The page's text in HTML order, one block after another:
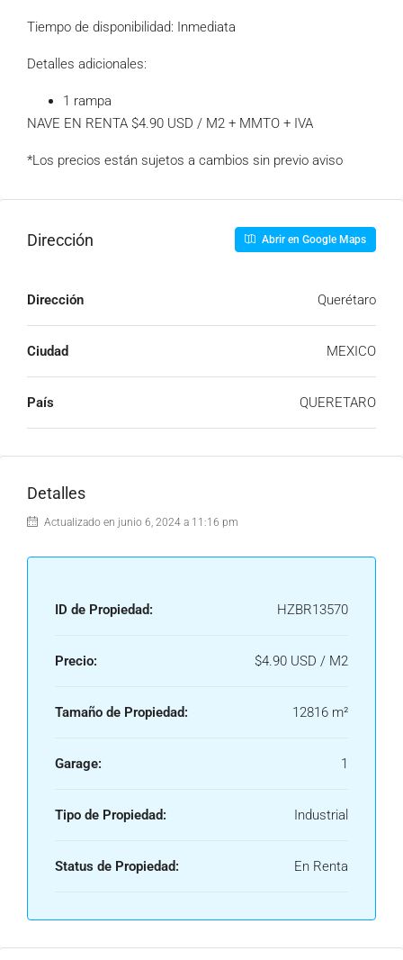
Tiempo de disponibilidad: Inmediata
Detalles adicionales:
1 rampa
NAVE EN RENTA $4.90 USD / M2 + MMTO + IVA
*Los precios están sujetos a cambios sin previo aviso
Dirección Abrir en Google Maps
Dirección Querétaro
Ciudad MEXICO
País QUERETARO
Detalles
Actualizado en junio 6, 2024 a 11:16 pm
ID de Propiedad: HZBR13570
Precio: $4.90 USD / M2
Tamaño de Propiedad: 12816 m²
Garage: 1
Tipo de Propiedad: Industrial
Status de Propiedad: En Renta